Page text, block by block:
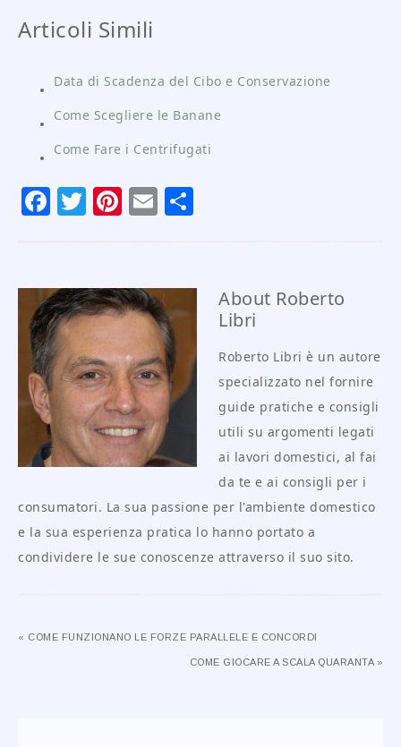
Articoli Simili
Data di Scadenza del Cibo e Conservazione
Come Scegliere le Banane
Come Fare i Centrifugati
Facebook
Twitter
Pinterest
Email
About Roberto
Libri
Roberto Libri è un autore
specializzato nel fornire
guide pratiche e consigli
utili su argomenti legati
ai lavori domestici, al fai
da te e ai consigli per i
consumatori. La sua passione per l'ambiente domestico
e la sua esperienza pratica lo hanno portato a
condividere le sue conoscenze attraverso il suo sito.
« COME FUNZIONANO LE FORZE PARALLELE E CONCORDI
COME GIOCARE A SCALA QUARANTA »